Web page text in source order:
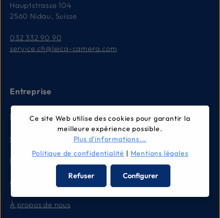
Hauptstrasse 104
2560 Nidau, Suisse
032 332 90 90
service.ch@leica-camera.com
Entreprise
Mentions légales
Conditions générales
Politique de confidentialité
Contact
À propos de nous
Ce site Web utilise des cookies pour garantir la
meilleure expérience possible.
Plus d'informations...
Politique de confidentialité | Mentions légales
Refuser Configurer